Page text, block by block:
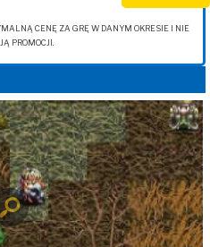
CENĘ ZA GRĘ W DANYM OKRESIE I NIE
PROMOCJI.